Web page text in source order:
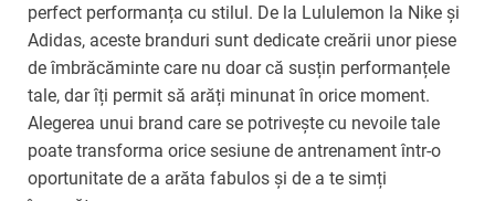
perfect performanța cu stilul. De la Lululemon la Nike și
Adidas, aceste branduri sunt dedicate creării unor piese
de îmbrăcăminte care nu doar că susțin performanțele
tale, dar îți permit să arăți minunat în orice moment.
Alegerea unui brand care se potrivește cu nevoile tale
poate transforma orice sesiune de antrenament într-o
oportunitate de a arăta fabulos și de a te simți